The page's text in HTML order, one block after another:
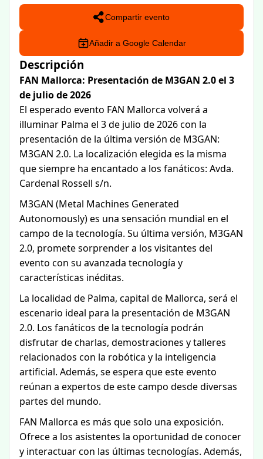
Compartir evento
Añadir a Google Calendar
Descripción
FAN Mallorca: Presentación de M3GAN 2.0 el 3
de julio de 2026
El esperado evento FAN Mallorca volverá a
illuminar Palma el 3 de julio de 2026 con la
presentación de la última versión de M3GAN:
M3GAN 2.0. La localización elegida es la misma
que siempre ha encantado a los fanáticos: Avda.
Cardenal Rossell s/n.
M3GAN (Metal Machines Generated
Autonomously) es una sensación mundial en el
campo de la tecnología. Su última versión, M3GAN
2.0, promete sorprender a los visitantes del
evento con su avanzada tecnología y
características inéditas.
La localidad de Palma, capital de Mallorca, será el
escenario ideal para la presentación de M3GAN
2.0. Los fanáticos de la tecnología podrán
disfrutar de charlas, demostraciones y talleres
relacionados con la robótica y la inteligencia
artificial. Además, se espera que este evento
reúnan a expertos de este campo desde diversas
partes del mundo.
FAN Mallorca es más que solo una exposición.
Ofrece a los asistentes la oportunidad de conocer
y interactuar con las últimas tecnologías. Además,